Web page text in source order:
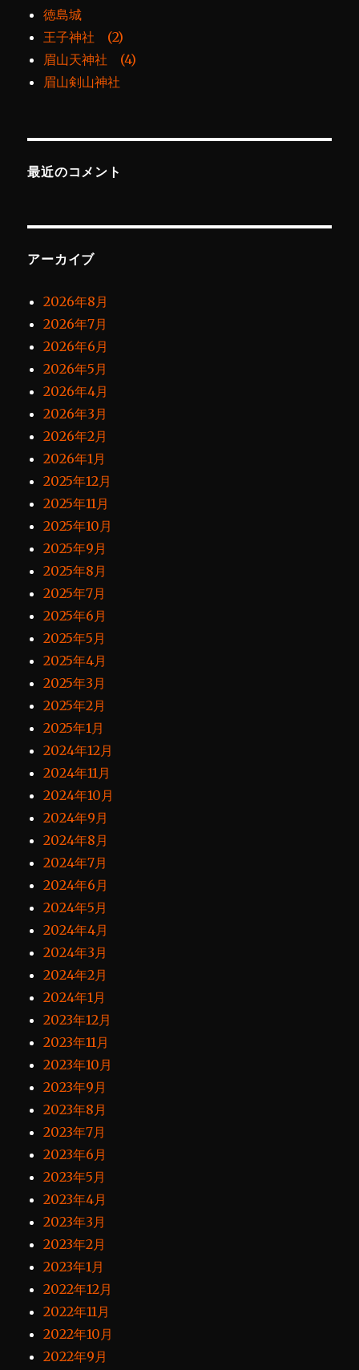
徳島城
王子神社 (2)
眉山天神社 (4)
眉山剣山神社
最近のコメント
アーカイブ
2026年8月
2026年7月
2026年6月
2026年5月
2026年4月
2026年3月
2026年2月
2026年1月
2025年12月
2025年11月
2025年10月
2025年9月
2025年8月
2025年7月
2025年6月
2025年5月
2025年4月
2025年3月
2025年2月
2025年1月
2024年12月
2024年11月
2024年10月
2024年9月
2024年8月
2024年7月
2024年6月
2024年5月
2024年4月
2024年3月
2024年2月
2024年1月
2023年12月
2023年11月
2023年10月
2023年9月
2023年8月
2023年7月
2023年6月
2023年5月
2023年4月
2023年3月
2023年2月
2023年1月
2022年12月
2022年11月
2022年10月
2022年9月